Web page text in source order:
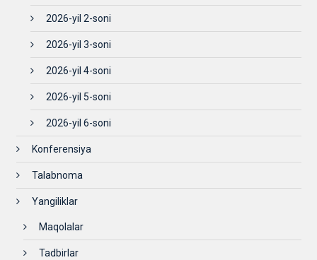
2026-yil 2-soni
2026-yil 3-soni
2026-yil 4-soni
2026-yil 5-soni
2026-yil 6-soni
Konferensiya
Talabnoma
Yangiliklar
Maqolalar
Tadbirlar